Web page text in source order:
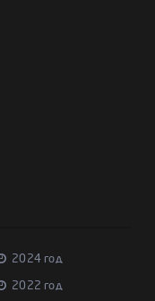
2024 год
2022 год